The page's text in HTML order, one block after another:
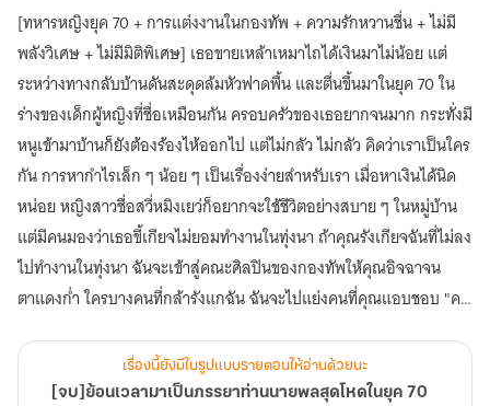
ยุค
70
เล่ม
4
นาย
พล
สุด
โหด
ใน
ยุค
70
[ทหารหญิงยุค 70 + การแต่งงานในกองทัพ + ความรักหวานชื่น + ไม่มี
พลังวิเศษ + ไม่มีมิติพิเศษ] เธอขายเหล้าเหมาไถได้เงินมาไม่น้อย แต่
ระหว่างทางกลับบ้านดันสะดุดล้มหัวฟาดพื้น และตื่นขึ้นมาในยุค 70 ใน
ร่างของเด็กผู้หญิงที่ชื่อเหมือนกัน ครอบครัวของเธอยากจนมาก กระทั่งมี
หนูเข้ามาบ้านก็ยังต้องร้องไห้ออกไป แต่ไม่กลัว ไม่กลัว คิดว่าเราเป็นใคร
กัน การหากำไรเล็ก ๆ น้อย ๆ เป็นเรื่องง่ายสำหรับเรา เมื่อหาเงินได้นิด
หน่อย หญิงสาวชื่อสวี่หมิงเยว่ก็อยากจะใช้ชีวิตอย่างสบาย ๆ ในหมู่บ้าน
แต่มีคนมองว่าเธอขี้เกียจไม่ยอมทำงานในทุ่งนา ถ้าคุณรังเกียจฉันที่ไม่ลง
ไปทำงานในทุ่งนา ฉันจะเข้าสู่คณะศิลปินของกองทัพให้คุณอิจฉาจน
ตาแดงก่ำ ใครบางคนที่กล้ารังแกฉัน ฉันจะไปแย่งคนที่คุณแอบชอบ "ครู
เขาว่าต้องการภรรยาไหม เขาโกรธจนแทบระเบิด "ไม่ใช่ ลู่เฉิงอวี่ คุณฟัง
ฉันอธิบายก่อน คุณต้องการภรรยาไหม? คนที่ให้กำเนิดลูกได้น่ะ" (บทที่
เรื่องนี้ยังมีในรูปแบบรายตอนให้อ่านด้วยนะ
[จบ]ย้อนเวลามาเป็นภรรยาท่านนายพลสุดโหดในยุค 70